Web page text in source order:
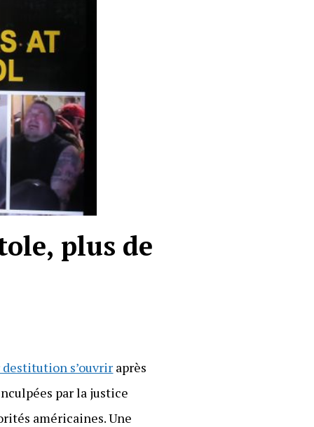
plus de
s’ouvrir après
par la justice
américaines. Une